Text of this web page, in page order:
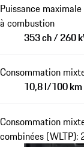
Puissance
à combustion
353 ch / 260
Consommation
10,8 l/100 km
Consommation
combinées